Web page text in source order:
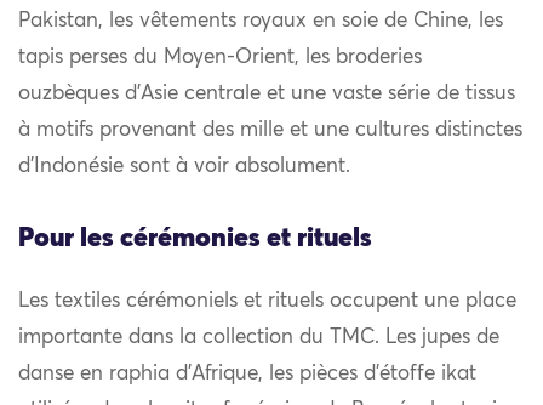
Pakistan, les vêtements royaux en soie de Chine, les
tapis perses du Moyen-Orient, les broderies
ouzbèques d’Asie centrale et une vaste série de tissus
à motifs provenant des mille et une cultures distinctes
d’Indonésie sont à voir absolument.
Pour les cérémonies et rituels
Les textiles cérémoniels et rituels occupent une place
importante dans la collection du TMC. Les jupes de
danse en raphia d’Afrique, les pièces d’étoffe ikat